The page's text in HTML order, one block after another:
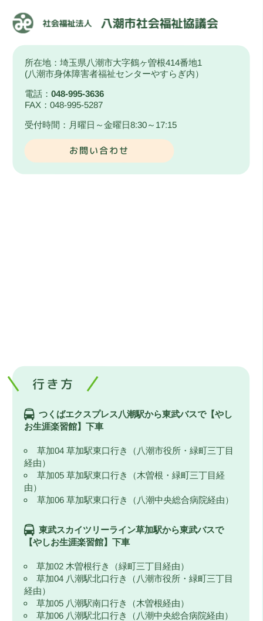
所在地：埼玉県八潮市大字鶴ヶ曽根414番地1
(八潮市身体障害者福祉センターやすらぎ内）
電話： 048-995-3636
FAX：048-995-5287
受付時間：月曜日～金曜日8:30～17:15
お問い合わせ
行き方
つくばエクスプレス八潮駅から東武バスで【やし
お生涯楽習館】下車
草加04 草加駅東口行き（八潮市役所・緑町三丁目
経由）
草加05 草加駅東口行き（木曽根・緑町三丁目経
由）
草加06 草加駅東口行き（八潮中央総合病院経由）
東武スカイツリーライン草加駅から東武バスで
【やしお生涯楽習館】下車
草加02 木曽根行き（緑町三丁目経由）
草加04 八潮駅北口行き（八潮市役所・緑町三丁目
経由）
草加05 八潮駅南口行き（木曽根経由）
草加06 八潮駅北口行き（八潮中央総合病院経由）